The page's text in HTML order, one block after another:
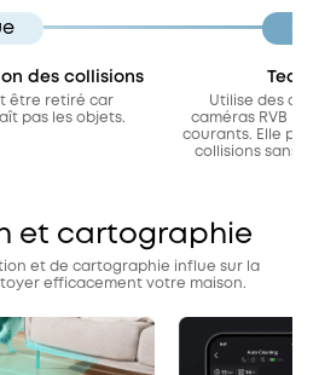
des collisions
être retiré car
pas les objets.
Utilise des
caméras RVB
courants. Elle
collisions sans
et cartographie
et de cartographie influe sur la
efficacement votre maison.